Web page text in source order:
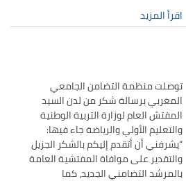
اقرأ المزيد
توصلت منظمة التضامن الجامعي
المغربي برسالة شكر من لدن السيد
المفتش العام لوزارة التربية الوطنية
والتعليم الأولي والرياضة جاء فيها:
“يشرفني أن أتقدم إليكم بالشكر الجزيل
والتقدير على موافاة المفتشية العامة
بالمرشد التضامني الجديد، كما